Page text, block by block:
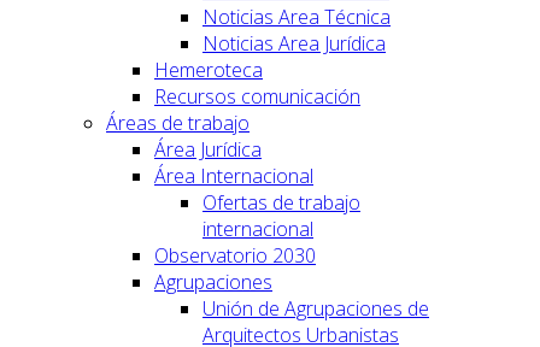
Noticias Area Técnica
Noticias Area Jurídica
Hemeroteca
Recursos comunicación
Áreas de trabajo
Área Jurídica
Área Internacional
Ofertas de trabajo
internacional
Observatorio 2030
Agrupaciones
Unión de Agrupaciones de
Arquitectos Urbanistas